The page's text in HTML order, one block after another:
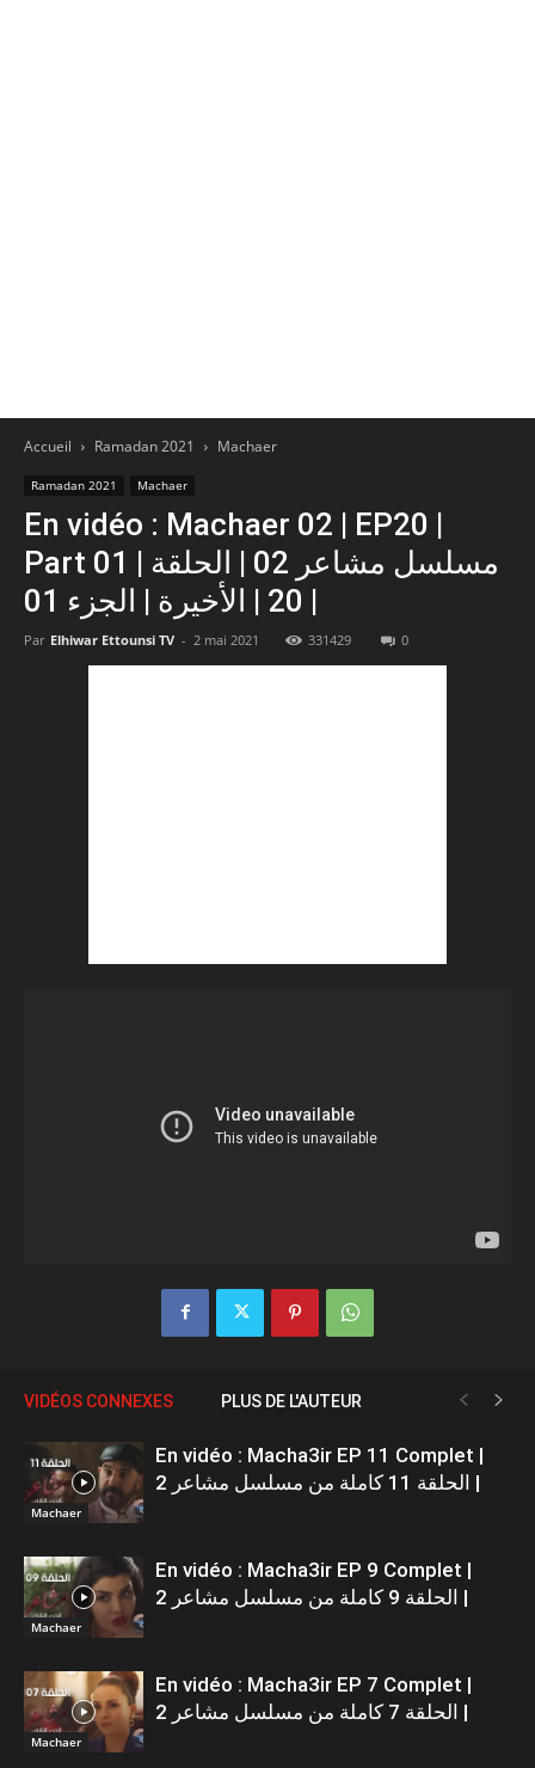
Accueil Ramadan 2021 Machaer
Ramadan 2021 Machaer
En vidéo : Machaer 02 | EP20 |
Part 01 | مسلسل مشاعر 02 | الحلقة
20 | الأخيرة | الجزء 01 |
Par Elhiwar Ettounsi TV - 2 mai 2021 331429 0
VIDÉOS CONNEXES PLUS DE L'AUTEUR
Machaer
En vidéo : Macha3ir EP 11 Complet |
الحلقة 11 كاملة من مسلسل مشاعر 2 |
Machaer
En vidéo : Macha3ir EP 9 Complet |
الحلقة 9 كاملة من مسلسل مشاعر 2 |
Machaer
En vidéo : Macha3ir EP 7 Complet |
الحلقة 7 كاملة من مسلسل مشاعر 2 |